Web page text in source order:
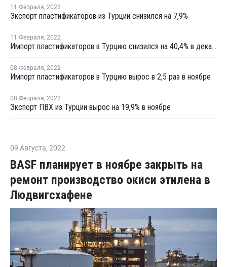
11 Февраля, 2022
Экспорт пластификаторов из Турции снизился на 7,9%
11 Февраля, 2022
Импорт пластификаторов в Турцию снизился на 40,4% в декабре
08 Февраля, 2022
Импорт пластификаторов в Турцию вырос в 2,5 раз в ноябре
08 Февраля, 2022
Экспорт ПВХ из Турции вырос на 19,9% в ноябре
09 Августа, 2022
BASF планирует в ноябре закрыть на
ремонт производство окиси этилена в
Людвигсхафене